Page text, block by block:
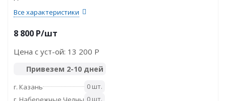
Все характеристики
8 800 P/шт
Цена с уст-ой: 13 200 P
Привезем 2-10 дней
г. Казань
0 шт.
0 шт.